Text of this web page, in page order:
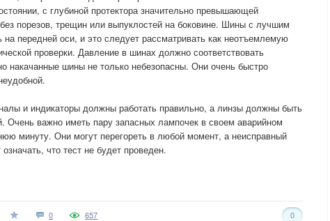
с глубиной протектора значительно превышающей
порезов, трещин или выпуклостей на боковине. Шины с лучшим
передней оси, и это следует рассматривать как неотъемлемую
проверки. Давление в шинах должно соответствовать
накачанные шины не только небезопасны. Они очень быстро
и индикаторы должны работать правильно, а линзы должны быть
Очень важно иметь пару запасных лампочек в своем аварийном
минуту. Они могут перегореть в любой момент, а неисправный
что тест не будет проведен.
0 0
657